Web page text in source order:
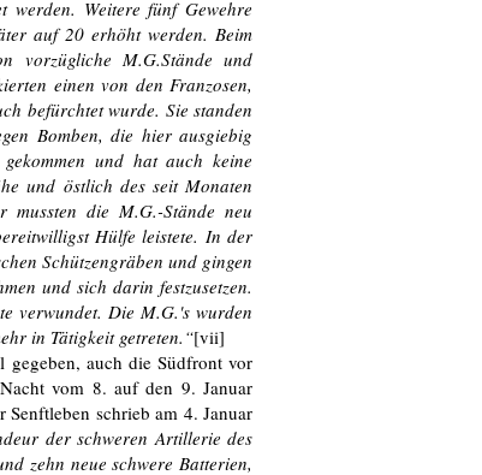
Weitere fünf Gewehre
auf 20 erhöht werden. Beim
vorzügliche M.G.Stände und
einen von den Franzosen,
befürchtet wurde. Sie standen
Bomben, die hier ausgiebig
und hat auch keine
und östlich des seit Monaten
die M.G.-Stände neu
Hülfe leistete. In der
Schützengräben und gingen
und sich darin festzusetzen.
verwundet. Die M.G.'s wurden
in Tätigkeit getreten.“[vii]
gegeben, auch die Südfront vor
vom 8. auf den 9. Januar
schrieb am 4. Januar
der schweren Artillerie des
zehn neue schwere Batterien,